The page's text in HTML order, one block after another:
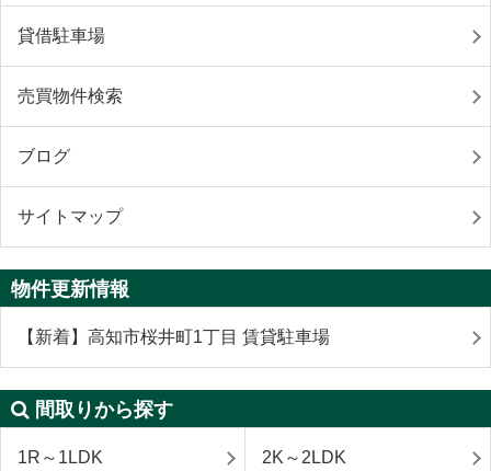
貸借駐車場
売買物件検索
ブログ
サイトマップ
物件更新情報
【新着】高知市桜井町1丁目 賃貸駐車場
間取りから探す
1R～1LDK 2K～2LDK